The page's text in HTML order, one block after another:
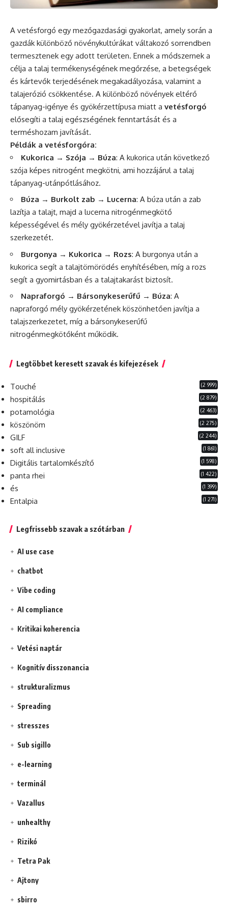
A vetésforgó egy mezőgazdasági gyakorlat, amely során a
gazdák különböző növénykultúrákat váltakozó sorrendben
termesztenek egy adott területen. Ennek a módszernek a
célja a talaj termékenységének megőrzése, a betegségek
és kártevők terjedésének megakadályozása, valamint a
talajerózió csökkentése. A különböző növények eltérő
tápanyag-igénye és gyökérzettípusa miatt a vetésforgó
elősegíti a talaj egészségének fenntartását és a
terméshozam javítását.
Példák a vetésforgóra:
Kukorica → Szója → Búza: A kukorica után következő
szója képes nitrogént megkötni, ami hozzájárul a talaj
tápanyag-utánpótlásához.
Búza → Burkolt zab → Lucerna: A búza után a zab
lazítja a talajt, majd a lucerna nitrogénmegkötő
képességével és mély gyökérzetével javítja a talaj
szerkezetét.
Burgonya → Kukorica → Rozs: A burgonya után a
kukorica segít a talajtömörödés enyhítésében, míg a rozs
segít a gyomirtásban és a talajtakarást biztosít.
Napraforgó → Bársonykeserűfű → Búza: A
napraforgó mély gyökérzetének köszönhetően javítja a
talajszerkezetet, míg a bársonykeserűfű
nitrogénmegkötőként működik.
Legtöbbet keresett szavak és kifejezések
Touché (2 999)
hospitálás (2 879)
potamológia (2 463)
köszönöm (2 275)
GILF (2 244)
soft all inclusive (1 861)
Digitális tartalomkészítő (1 598)
panta rhei (1 422)
és (1 399)
Entalpia (1 271)
Legfrissebb szavak a szótárban
AI use case
chatbot
Vibe coding
AI compliance
Kritikai koherencia
Vetési naptár
Kognitív disszonancia
strukturalizmus
Spreading
stresszes
Sub sigillo
e-learning
terminál
Vazallus
unhealthy
Rizikó
Tetra Pak
Ajtony
sbirro